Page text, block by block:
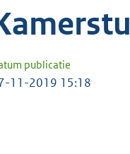
publicatie
11-2019 15:18